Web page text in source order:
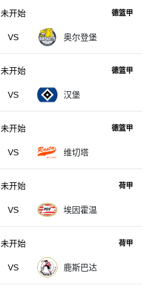
德篮甲
VS 奥尔登堡
未开始
德篮甲
VS 汉堡
未开始
德篮甲
VS 维切塔
未开始
荷甲
VS 埃因霍温
未开始
荷甲
VS 鹿斯巴达
未开始